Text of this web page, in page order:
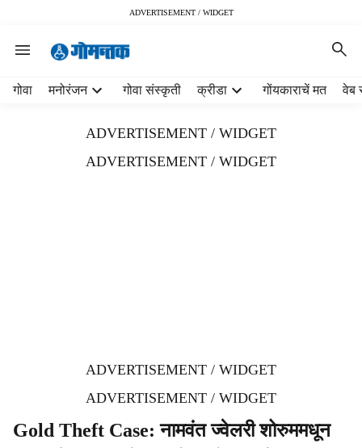
ADVERTISEMENT / WIDGET
गोवा मनोरंजन गोवा संस्कृती क्रीडा गोंयकाराचें मत वेब
ADVERTISEMENT / WIDGET
ADVERTISEMENT / WIDGET
ADVERTISEMENT / WIDGET
ADVERTISEMENT / WIDGET
Gold Theft Case: नामवंत ज्वेलरी शोरुममधून